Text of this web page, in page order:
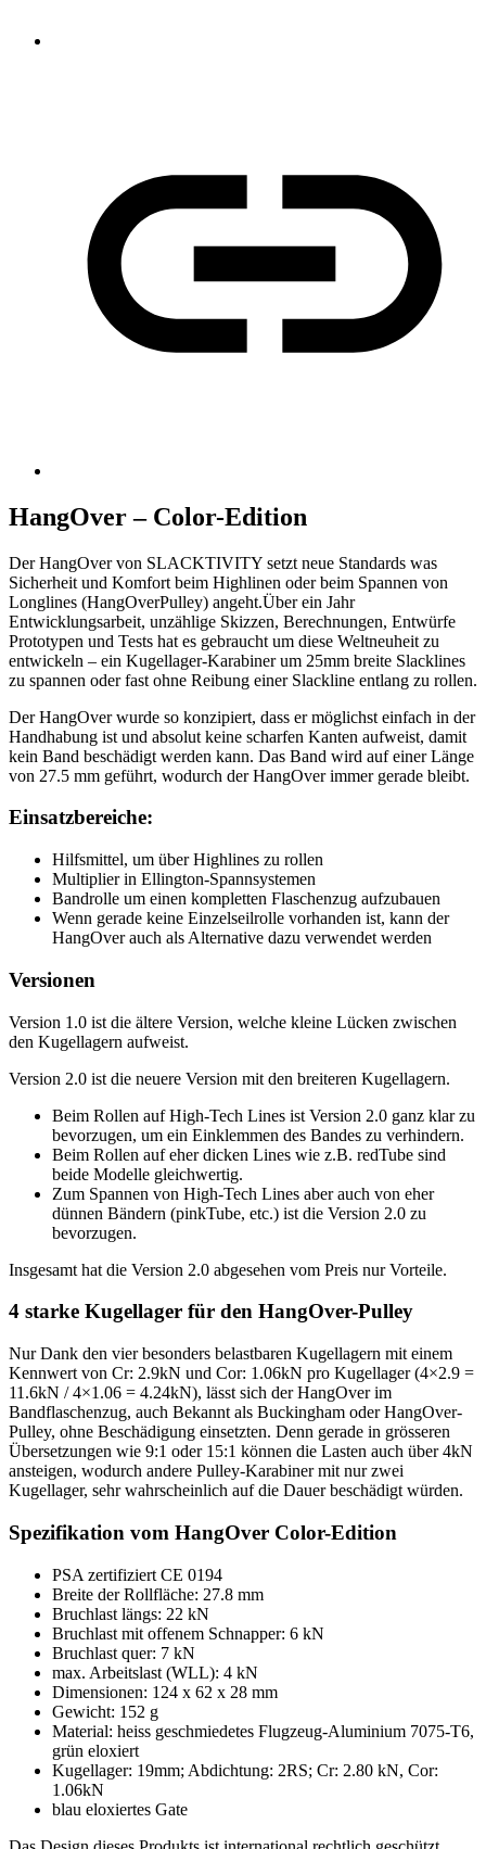
HangOver – Color-Edition
Der HangOver von SLACKTIVITY setzt neue Standards was
Sicherheit und Komfort beim Highlinen oder beim Spannen von
Longlines (HangOverPulley) angeht.Über ein Jahr
Entwicklungsarbeit, unzählige Skizzen, Berechnungen, Entwürfe
Prototypen und Tests hat es gebraucht um diese Weltneuheit zu
entwickeln – ein Kugellager-Karabiner um 25mm breite Slacklines
zu spannen oder fast ohne Reibung einer Slackline entlang zu rollen.
Der HangOver wurde so konzipiert, dass er möglichst einfach in der
Handhabung ist und absolut keine scharfen Kanten aufweist, damit
kein Band beschädigt werden kann. Das Band wird auf einer Länge
von 27.5 mm geführt, wodurch der HangOver immer gerade bleibt.
Einsatzbereiche:
Hilfsmittel, um über Highlines zu rollen
Multiplier in Ellington-Spannsystemen
Bandrolle um einen kompletten Flaschenzug aufzubauen
Wenn gerade keine Einzelseilrolle vorhanden ist, kann der
HangOver auch als Alternative dazu verwendet werden
Versionen
Version 1.0 ist die ältere Version, welche kleine Lücken zwischen
den Kugellagern aufweist.
Version 2.0 ist die neuere Version mit den breiteren Kugellagern.
Beim Rollen auf High-Tech Lines ist Version 2.0 ganz klar zu
bevorzugen, um ein Einklemmen des Bandes zu verhindern.
Beim Rollen auf eher dicken Lines wie z.B. redTube sind
beide Modelle gleichwertig.
Zum Spannen von High-Tech Lines aber auch von eher
dünnen Bändern (pinkTube, etc.) ist die Version 2.0 zu
bevorzugen.
Insgesamt hat die Version 2.0 abgesehen vom Preis nur Vorteile.
4 starke Kugellager für den HangOver-Pulley
Nur Dank den vier besonders belastbaren Kugellagern mit einem
Kennwert von Cr: 2.9kN und Cor: 1.06kN pro Kugellager (4×2.9 =
11.6kN / 4×1.06 = 4.24kN), lässt sich der HangOver im
Bandflaschenzug, auch Bekannt als Buckingham oder HangOver-
Pulley, ohne Beschädigung einsetzten. Denn gerade in grösseren
Übersetzungen wie 9:1 oder 15:1 können die Lasten auch über 4kN
ansteigen, wodurch andere Pulley-Karabiner mit nur zwei
Kugellager, sehr wahrscheinlich auf die Dauer beschädigt würden.
Spezifikation vom HangOver Color-Edition
PSA zertifiziert CE 0194
Breite der Rollfläche: 27.8 mm
Bruchlast längs: 22 kN
Bruchlast mit offenem Schnapper: 6 kN
Bruchlast quer: 7 kN
max. Arbeitslast (WLL): 4 kN
Dimensionen: 124 x 62 x 28 mm
Gewicht: 152 g
Material: heiss geschmiedetes Flugzeug-Aluminium 7075-T6,
grün eloxiert
Kugellager: 19mm; Abdichtung: 2RS; Cr: 2.80 kN, Cor:
1.06kN
blau eloxiertes Gate